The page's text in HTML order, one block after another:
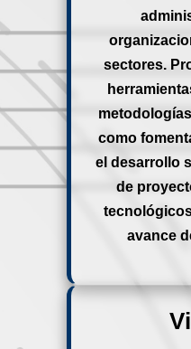
sectores.
como
el desarrollo
de
avance